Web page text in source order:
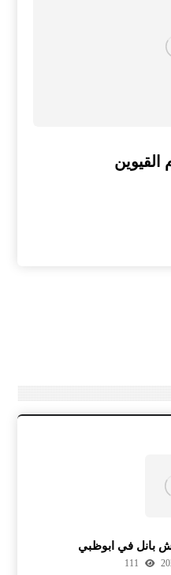
بانل في ابوظبي
111